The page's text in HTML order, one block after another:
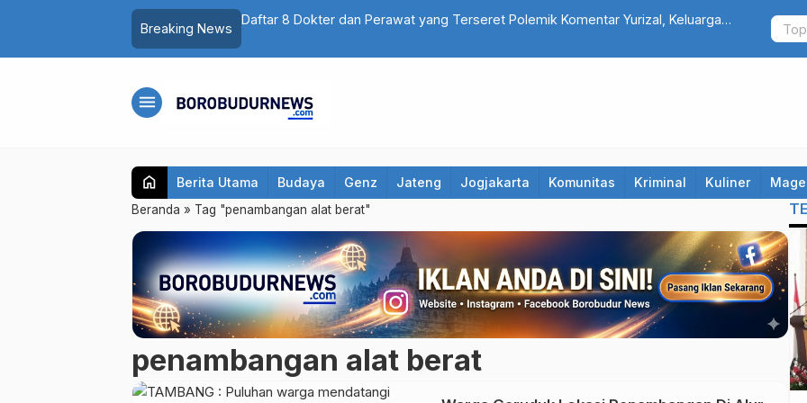
Breaking News
Daftar 8 Dokter dan Perawat yang Terseret Polemik Komentar Yurizal, Keluarga
Catat! 10
Hindari
menu
home Berita Utama Budaya Genz Jateng Jogjakarta Komunitas Kriminal Kuliner
Beranda » Tag "penambangan alat berat"
penambangan alat berat